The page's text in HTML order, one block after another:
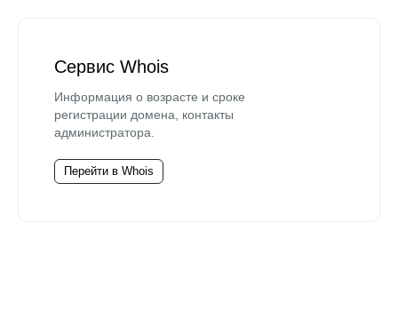
Сервис Whois
Информация о возрасте и сроке
регистрации домена, контакты
администратора.
Перейти в Whois